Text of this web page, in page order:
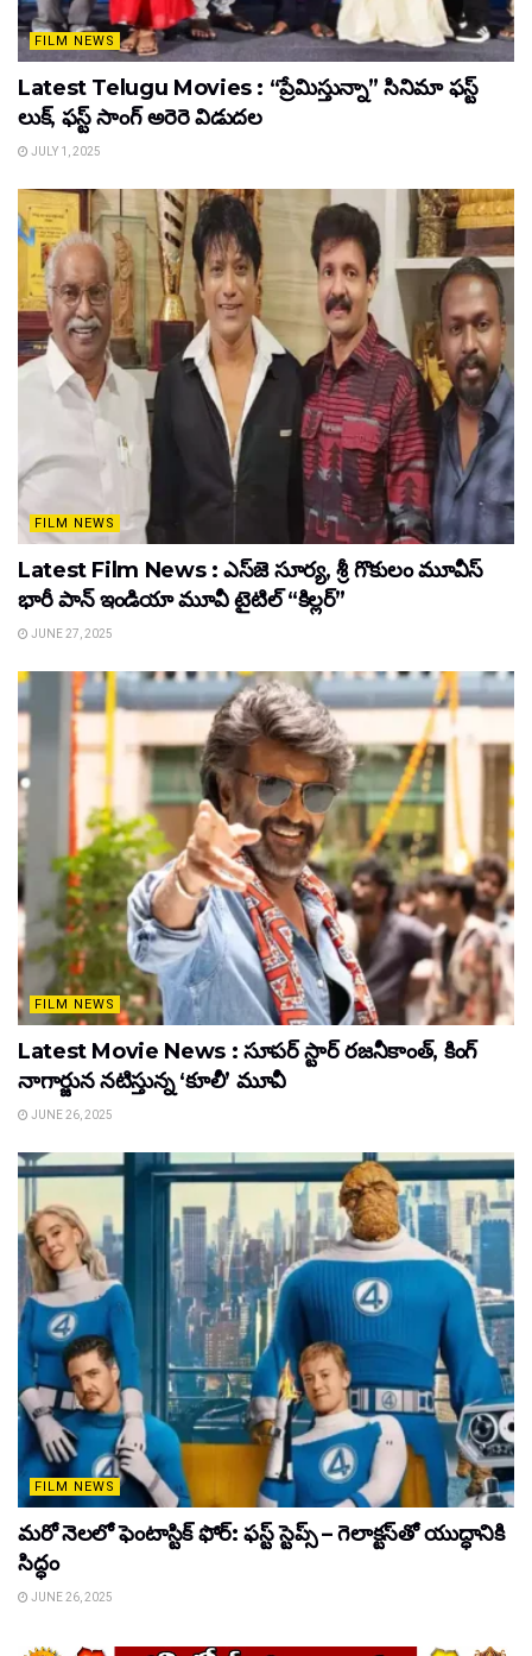
FILM NEWS
Latest Telugu Movies : “ప్రేమిస్తున్నా” సినిమా ఫస్ట్
లుక్, ఫస్ట్ సాంగ్ అరెరె విడుదల
JULY 1, 2025
FILM NEWS
Latest Film News : ఎస్‌జె సూర్య, శ్రీ గొకులం మూవీస్‌
భారీ పాన్‌ ఇండియా మూవీ టైటిల్ “కిల్లర్”
JUNE 27, 2025
FILM NEWS
Latest Movie News : సూపర్ స్టార్ రజనీకాంత్, కింగ్
నాగార్జున నటిస్తున్న ‘కూలీ’ మూవీ
JUNE 26, 2025
FILM NEWS
మరో నెలలో ఫెంటాస్టిక్ ఫోర్: ఫస్ట్ స్టెప్స్ – గెలాక్టస్‌తో యుద్ధానికి
సిద్ధం
JUNE 26, 2025